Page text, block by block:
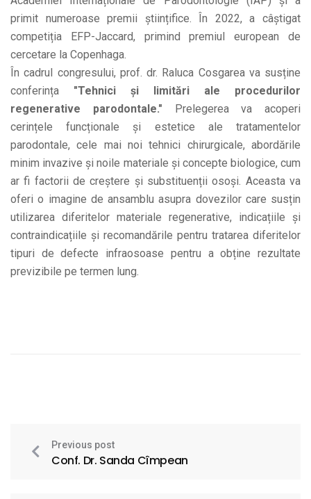
primit numeroase premii științifice. În 2022, a câștigat
competiția EFP-Jaccard, primind premiul european de
cercetare la Copenhaga.
În cadrul congresului, prof. dr. Raluca Cosgarea va susține
conferința "Tehnici și limitări ale procedurilor
regenerative parodontale." Prelegerea va acoperi
cerințele funcționale și estetice ale tratamentelor
parodontale, cele mai noi tehnici chirurgicale, abordările
minim invazive și noile materiale și concepte biologice, cum
ar fi factorii de creștere și substituenții osoși. Aceasta va
oferi o imagine de ansamblu asupra dovezilor care susțin
utilizarea diferitelor materiale regenerative, indicațiile și
contraindicațiile și recomandările pentru tratarea diferitelor
tipuri de defecte infraosoase pentru a obține rezultate
previzibile pe termen lung.
Previous post
Conf. Dr. Sanda Cîmpean